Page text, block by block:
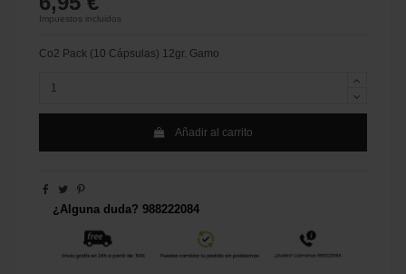
Impuestos incluidos
Co2 Pack (10 Cápsulas) 12gr. Gamo
Añadir al carrito
¿Alguna duda? 988222084